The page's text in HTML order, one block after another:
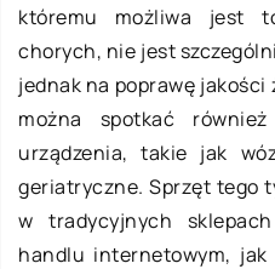
któremu możliwa jest
chorych, nie jest
jednak na poprawę
można spotkać
urządzenia, takie jak
geriatryczne. Sprzęt tego
w tradycyjnych
handlu internetowym, jak